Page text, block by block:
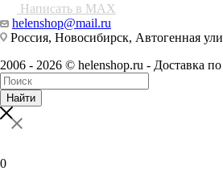
Написать в MAX
helenshop@mail.ru
Россия, Новосибирск, Автогенная
2006 - 2026 © helenshop.ru - Доставка
Найти
0